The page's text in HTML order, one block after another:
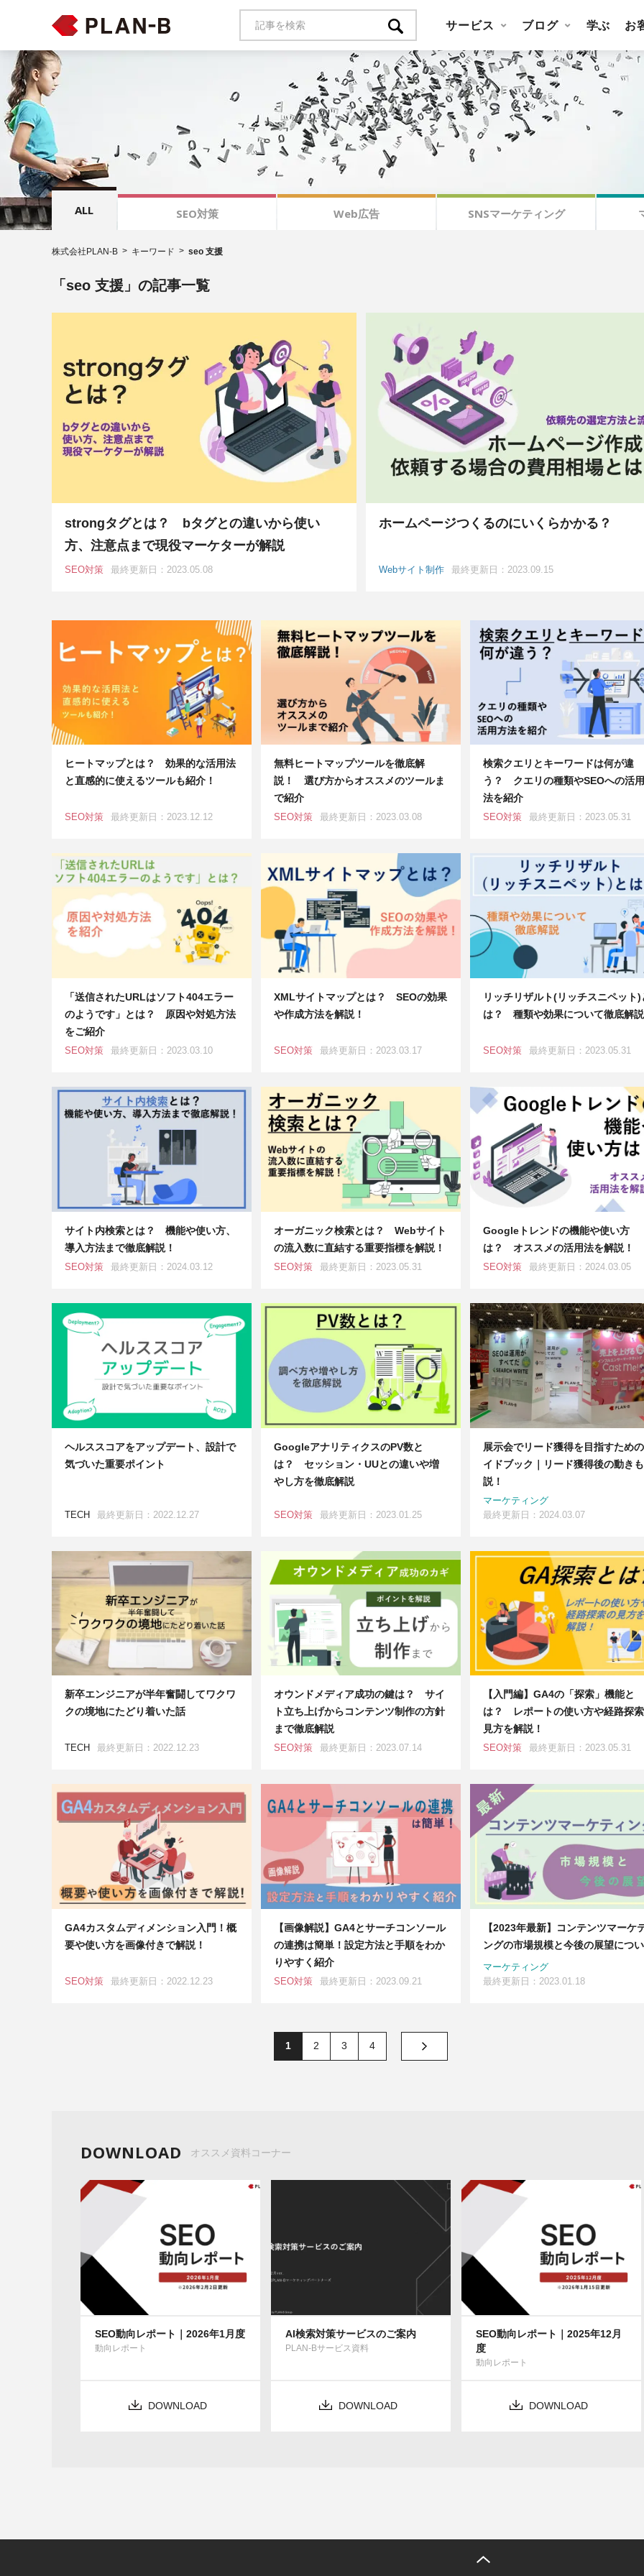
サービス ブログ 学ぶ お
ALL SEO対策 Web広告 SNSマーケティング
株式会社PLAN-B キーワード seo 支援
「seo 支援」の記事一覧
strongタグとは？ bタグとの違いから使い
方、注意点まで現役マーケターが解説
SEO対策 最終更新日：2023.05.08
ホームページつくるのにいくらかかる？
Webサイト制作 最終更新日：2023.09.15
ヒートマップとは？ 効果的な活用法
と直感的に使えるツールも紹介！
SEO対策 最終更新日：2023.12.12
無料ヒートマップツールを徹底解
説！ 選び方からオススメのツールま
で紹介
SEO対策 最終更新日：2023.03.08
検索クエリとキーワードは何が違
う？ クエリの種類やSEOへの活
法を紹介
SEO対策 最終更新日：2023.05.31
「送信されたURLはソフト404エラー
のようです」とは？ 原因や対処方法
をご紹介
SEO対策 最終更新日：2023.03.10
XMLサイトマップとは？ SEOの効果
や作成方法を解説！
SEO対策 最終更新日：2023.03.17
リッチリザルト(リッチスニペット)
は？ 種類や効果について徹底解説
SEO対策 最終更新日：2023.05.31
サイト内検索とは？ 機能や使い方、
導入方法まで徹底解説！
SEO対策 最終更新日：2024.03.12
オーガニック検索とは？ Webサイト
の流入数に直結する重要指標を解説！
SEO対策 最終更新日：2023.05.31
Googleトレンドの機能や使い方
は？ オススメの活用法を解説！
SEO対策 最終更新日：2024.03.05
ヘルススコアをアップデート、設計で
気づいた重要ポイント
TECH 最終更新日：2022.12.27
GoogleアナリティクスのPV数と
は？ セッション・UUとの違いや増
やし方を徹底解説
SEO対策 最終更新日：2023.01.25
展示会でリード獲得を目指すため
イドブック｜リード獲得後の動き
説！
マーケティング
最終更新日：2024.03.07
新卒エンジニアが半年奮闘してワクワ
クの境地にたどり着いた話
TECH 最終更新日：2022.12.23
オウンドメディア成功の鍵は？ サイ
ト立ち上げからコンテンツ制作の方針
まで徹底解説
SEO対策 最終更新日：2023.07.14
【入門編】GA4の「探索」機能と
は？ レポートの使い方や経路探
見方を解説！
SEO対策 最終更新日：2023.05.31
GA4カスタムディメンション入門！概
要や使い方を画像付きで解説！
SEO対策 最終更新日：2022.12.23
【画像解説】GA4とサーチコンソール
の連携は簡単！設定方法と手順をわか
りやすく紹介
SEO対策 最終更新日：2023.09.21
【2023年最新】コンテンツマーケ
ングの市場規模と今後の展望につ
マーケティング
最終更新日：2023.01.18
1 2 3 4
DOWNLOAD オススメ資料コーナー
SEO動向レポート｜2026年1月度
動向レポート
DOWNLOAD
AI検索対策サービスのご案内
PLAN-Bサービス資料
DOWNLOAD
SEO動向レポート｜2025年12月
度
動向レポート
DOWNLOAD